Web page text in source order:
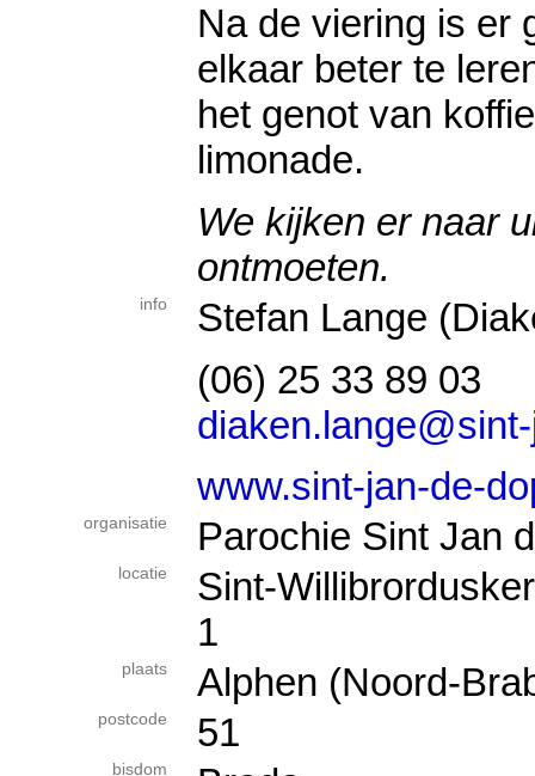
Na de viering is er
elkaar beter te
het genot van
limonade.
We kijken er naar
ontmoeten.
info
Stefan Lange
(06) 25 33 89 03
www.sint-jan-de-
organisatie Parochie Sint Jan
locatie
Sint-
1
plaats Alphen (Noord-
postcode 51
bisdom